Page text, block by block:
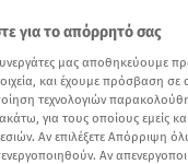
για το απόρρητό σας
μας αποθηκεύουμε
και έχουμε πρόσβαση
τεχνολογιών
για τους οποίους εμείς
Αν επιλέξετε Απόρριψη
Αν